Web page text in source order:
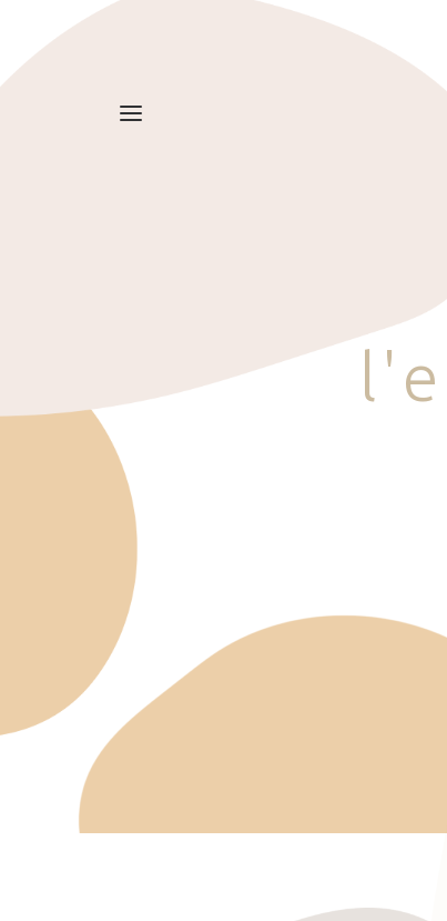
l 'e